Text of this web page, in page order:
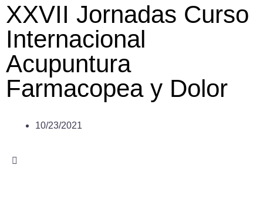
XXVII Jornadas Curso
Internacional
Acupuntura
Farmacopea y Dolor
10/23/2021